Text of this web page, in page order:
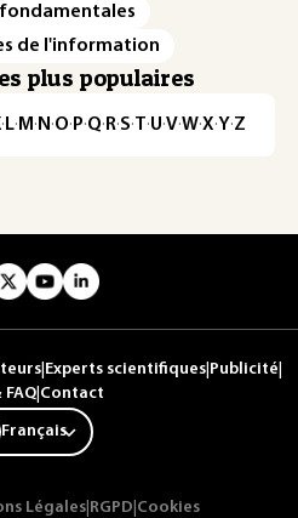
fondamentales
de l'information
plus populaires
· L· M · N ·O· P·Q· R·S·T·U·V·W·X·Y·Z
Experts scientifiques Publicité
| Contact
Français
Légales RGPD Cookies